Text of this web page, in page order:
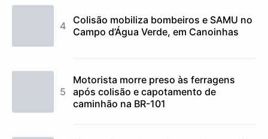
Colisão mobiliza bombeiros e SAMU no
Campo d’Água Verde, em Canoinhas
Motorista morre preso às ferragens
após colisão e capotamento de
caminhão na BR-101